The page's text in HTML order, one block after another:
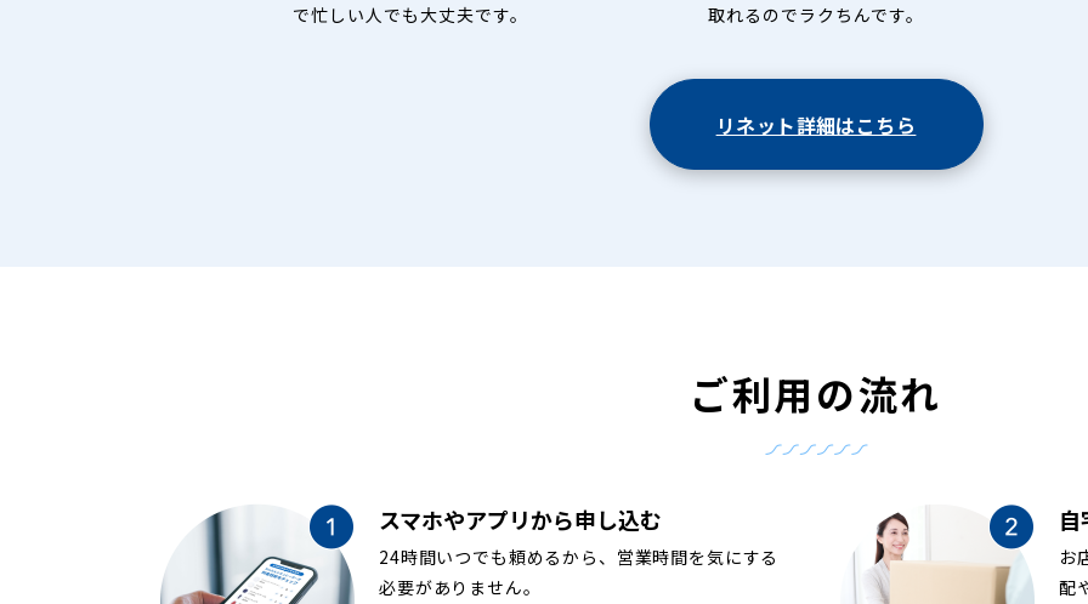
で忙しい人でも大丈夫です。
取れるのでラクちんです。
リネット詳細はこちら
ご利用の流れ
スマホやアプリから申し込む
24時間いつでも頼めるから、営業時間を気にする
必要がありません。
お
配